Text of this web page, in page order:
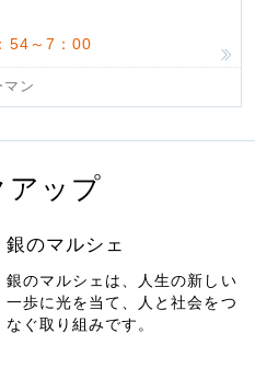
54～7：00
マン
アップ
銀のマルシェ
銀のマルシェは、人生の新しい
一歩に光を当て、人と社会をつ
なぐ取り組みです。